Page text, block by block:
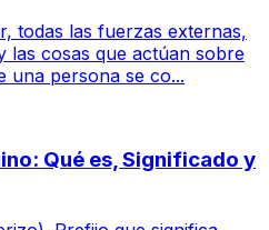
todas las fuerzas externas,
las cosas que actúan sobre
una persona se co...
Qué es, Significado y